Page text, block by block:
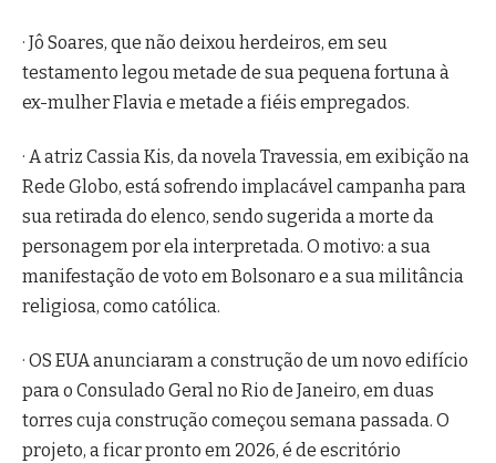
· Jô Soares, que não deixou herdeiros, em seu
testamento legou metade de sua pequena fortuna à
ex-mulher Flavia e metade a fiéis empregados.
· A atriz Cassia Kis, da novela Travessia, em exibição na
Rede Globo, está sofrendo implacável campanha para
sua retirada do elenco, sendo sugerida a morte da
personagem por ela interpretada. O motivo: a sua
manifestação de voto em Bolsonaro e a sua militância
religiosa, como católica.
· OS EUA anunciaram a construção de um novo edifício
para o Consulado Geral no Rio de Janeiro, em duas
torres cuja construção começou semana passada. O
projeto, a ficar pronto em 2026, é de escritório